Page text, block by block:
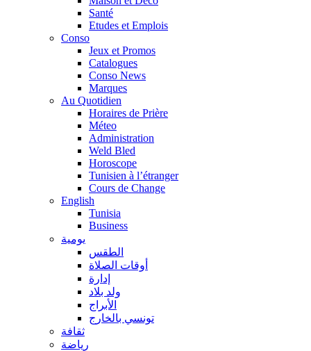
Santé
Etudes et Emplois
Conso
Jeux et Promos
Catalogues
Conso News
Marques
Au Quotidien
Horaires de Prière
Méteo
Administration
Weld Bled
Horoscope
Tunisien à l’étranger
Cours de Change
English
Tunisia
Business
يومية
الطقس
أوقات الصلاة
إدارة
ولد بلاد
الأبراج
تونسي بالخارج
ثقافة
رياضة